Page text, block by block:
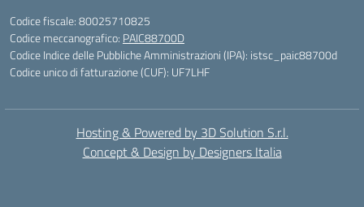
Codice fiscale: 80025710825
Codice meccanografico: PAIC88700D
Codice Indice delle Pubbliche Amministrazioni (IPA): istsc_paic88700d
Codice unico di fatturazione (CUF): UF7LHF
Hosting & Powered by 3D Solution S.r.l.
Concept & Design by Designers Italia